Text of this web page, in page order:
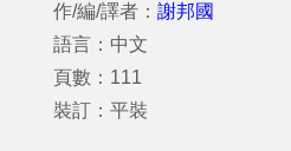
作/編/譯者： 謝邦國
語言：中文
頁數：111
裝訂：平裝